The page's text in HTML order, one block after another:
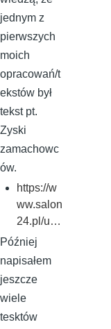
jednym z
pierwszych
moich
opracowań/t
ekstów był
tekst pt.
Zyski
zamachowc
ów.
https://w
ww.salon
24.pl/u…
Później
napisałem
jeszcze
wiele
tesktów